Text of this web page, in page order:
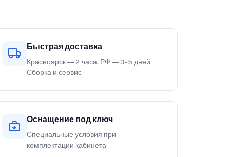
Быстрая доставка
Красноярск — 2 часа, РФ — 3-5 дней.
Сборка и сервис
Оснащение под ключ
Специальные условия при
комплектации кабинета